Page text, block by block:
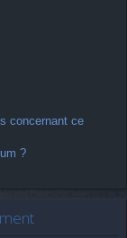
concernant ce
?